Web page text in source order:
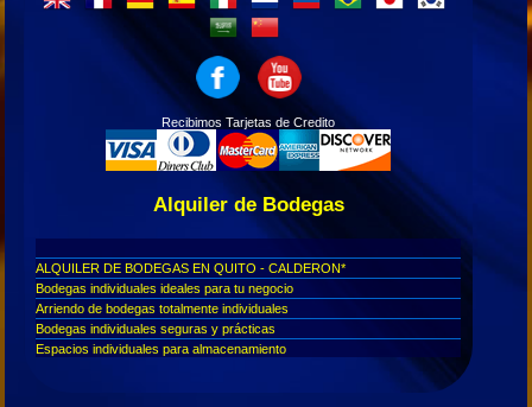
Recibimos Tarjetas de Credito
Alquiler de Bodegas
ALQUILER DE BODEGAS EN QUITO - CALDERON*
Bodegas individuales ideales para tu negocio
Arriendo de bodegas totalmente individuales
Bodegas individuales seguras y prácticas
Espacios individuales para almacenamiento